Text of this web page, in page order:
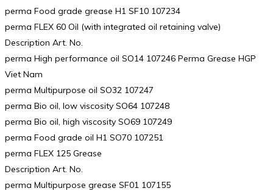
perma Food grade grease H1 SF10 107234
perma FLEX 60 Oil (with integrated oil retaining valve)
Description Art. No.
perma High performance oil SO14 107246 Perma Grease HGP
Viet Nam
perma Multipurpose oil SO32 107247
perma Bio oil, low viscosity SO64 107248
perma Bio oil, high viscosity SO69 107249
perma Food grade oil H1 SO70 107251
perma FLEX 125 Grease
Description Art. No.
perma Multipurpose grease SF01 107155